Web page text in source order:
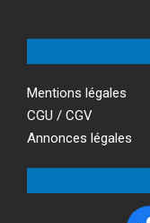
Mentions légales
CGU / CGV
Annonces légales